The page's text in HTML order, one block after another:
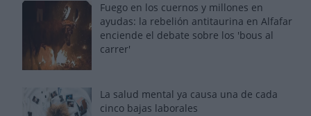
Fuego en los cuernos y millones en
ayudas: la rebelión antitaurina en Alfafar
enciende el debate sobre los 'bous al
carrer'
La salud mental ya causa una de cada
cinco bajas laborales